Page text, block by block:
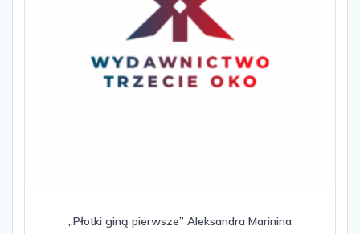
„Płotki giną pierwsze” Aleksandra Marinina